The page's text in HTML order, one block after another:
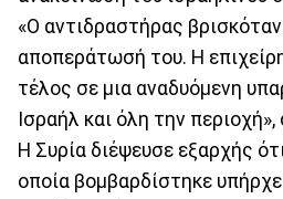
«Ο αντιδραστήρας
αποπεράτωσή του. Η
τέλος σε μια αναδυόμενη
Ισραήλ και όλη την περιοχή»,
Η Συρία διέψευσε εξαρχής
οποία βομβαρδίστηκε